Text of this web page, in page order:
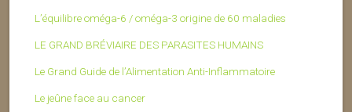
L’équilibre oméga-6 / oméga-3 origine de 60 maladies
LE GRAND BRÉVIAIRE DES PARASITES HUMAINS
Le Grand Guide de l’Alimentation Anti-Inflammatoire
Le jeûne face au cancer